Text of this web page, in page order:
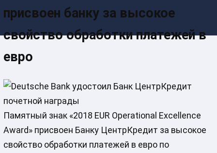
присвоен банку за высокое
свойство обработки платежей в
евро
Памятный знак «2018 EUR Operational Excellence
Award» присвоен Банку ЦентрКредит за высокое
свойство обработки платежей в евро по